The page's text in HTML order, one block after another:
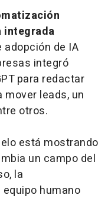
integrada
adopción de IA
integró
para redactar
mover leads, un
otros.
está mostrando
un campo del
la
humano